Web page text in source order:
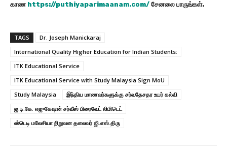
காண https://puthiyaparimaanam.com/ சேனலை பாருங்கள்.
TAGS
Dr. Joseph Manickaraj
International Quality Higher Education for Indian Students:
ITK Educational Service
ITK Educational Service with Study Malaysia Sign MoU
Study Malaysia
இந்திய மாணவர்களுக்கு சர்வதேசதர உயர் கல்வி
ஐ.டி.கே. எஜுகேஷன் சர்வீஸ் பிரைவேட் லிமிடெட்
ஸ்டெடி மலேசியா நிறுவன தலைவர் ஜி.எஸ்.திரு